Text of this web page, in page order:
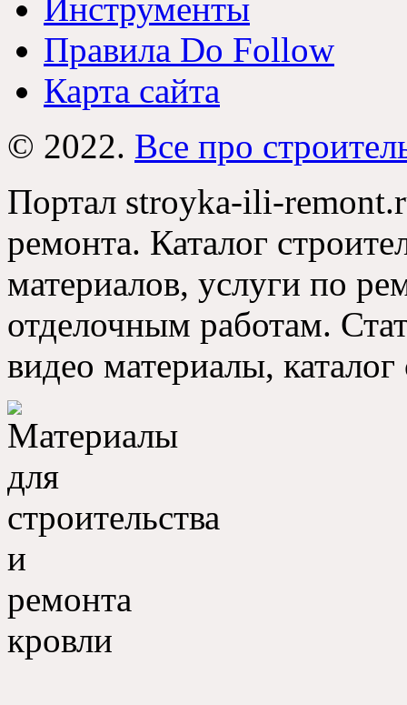
Инструменты
Правила Do Follow
Карта сайта
© 2022. Все про
Портал stroyka-ili-
ремонта. Каталог
материалов, услуги по
отделочным работам.
видео материалы,